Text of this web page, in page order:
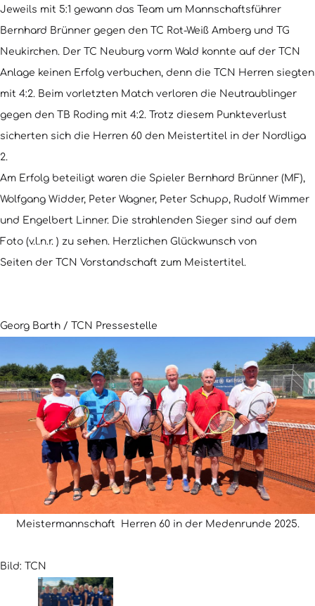
Jeweils mit 5:1 gewann das Team um Mannschaftsführer
Bernhard Brünner gegen den TC Rot-Weiß Amberg und TG
Neukirchen. Der TC Neuburg vorm Wald konnte auf der TCN
Anlage keinen Erfolg verbuchen, denn die TCN Herren siegten
mit 4:2. Beim vorletzten Match verloren die Neutraublinger
gegen den TB Roding mit 4:2. Trotz diesem Punkteverlust
sicherten sich die Herren 60 den Meistertitel in der Nordliga
2.
Am Erfolg beteiligt waren die Spieler Bernhard Brünner (MF),
Wolfgang Widder, Peter Wagner, Peter Schupp, Rudolf Wimmer
und Engelbert Linner. Die strahlenden Sieger sind auf dem
Foto (v.l.n.r. ) zu sehen. Herzlichen Glückwunsch von
Seiten der TCN Vorstandschaft zum Meistertitel.
Georg Barth / TCN Pressestelle
Meistermannschaft Herren 60 in der Medenrunde 2025.
Bild: TCN